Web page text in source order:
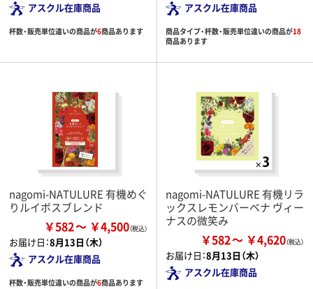
アスクル在庫商品
杯数・販売単位違いの商品が6商品あります
アスクル在庫商品
商品タイプ・杯数・販売単位違いの商品が18
商品あります
nagomi-NATULURE 有機めぐ
りルイボスブレンド
￥582 ￥4,500
お届け日：8月13日（木）
アスクル在庫商品
杯数・販売単位違いの商品が6商品あります
nagomi-NATULURE 有機リラ
ックスレモンバーベナ ヴィー
ナスの微笑み
￥582 ￥4,620
お届け日：8月13日（木）
アスクル在庫商品